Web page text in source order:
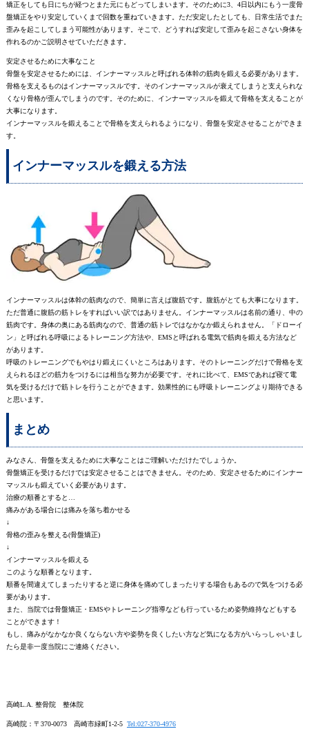
矯正をしても日にちが経つとまた元にもどってしまいます。そのために3、4日以内にもう一度骨
盤矯正をやり安定していくまで回数を重ねていきます。ただ安定したとしても、日常生活でまた
歪みを起こしてしまう可能性があります。そこで、どうすれば安定して歪みを起こさない身体を
作れるのかご説明させていただきます。
安定させるために大事なこと
骨盤を安定させるためには、インナーマッスルと呼ばれる体幹の筋肉を鍛える必要があります。
骨格を支えるものはインナーマッスルです。そのインナーマッスルが衰えてしまうと支えられな
くなり骨格が歪んでしまうのです。そのために、インナーマッスルを鍛えて骨格を支えることが
大事になります。
インナーマッスルを鍛えることで骨格を支えられるようになり、骨盤を安定させることができま
す。
インナーマッスルを鍛える方法
インナーマッスルは体幹の筋肉なので、簡単に言えば腹筋です。腹筋がとても大事になります。
ただ普通に腹筋の筋トレをすればいい訳ではありません。インナーマッスルは名前の通り、中の
筋肉です。身体の奥にある筋肉なので、普通の筋トレではなかなか鍛えられません。「ドローイ
ン」と呼ばれる呼吸によるトレーニング方法や、EMSと呼ばれる電気で筋肉を鍛える方法など
があります。
呼吸のトレーニングでもやはり鍛えにくいところはあります。そのトレーニングだけで骨格を支
えられるほどの筋力をつけるには相当な努力が必要です。それに比べて、EMSであれば寝て電
気を受けるだけで筋トレを行うことができます。効果性的にも呼吸トレーニングより期待できる
と思います。
まとめ
みなさん、骨盤を支えるために大事なことはご理解いただけたでしょうか。
骨盤矯正を受けるだけでは安定させることはできません。そのため、安定させるためにインナー
マッスルも鍛えていく必要があります。
治療の順番とすると…
痛みがある場合には痛みを落ち着かせる
↓
骨格の歪みを整える(骨盤矯正)
↓
インナーマッスルを鍛える
このような順番となります。
順番を間違えてしまったりすると逆に身体を痛めてしまったりする場合もあるので気をつける必
要があります。
また、当院では骨盤矯正・EMSやトレーニング指導なども行っているため姿勢維持などもする
ことができます！
もし、痛みがなかなか良くならない方や姿勢を良くしたい方など気になる方がいらっしゃいまし
たら是非一度当院にご連絡ください。
高崎L.A. 整骨院 整体院
高崎院：〒370-0073 高崎市緑町1-2-5 Tel:027-370-4976